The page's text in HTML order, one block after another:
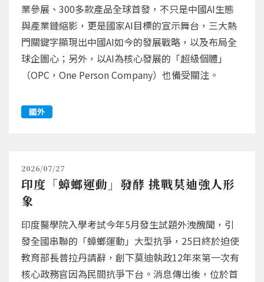
業參展、300多款產品全球首發，不只是中國AI生態
與產業鏈縮影，更是國家AI目標的宣示舞台，三大熱
門關鍵字顯現出中國AI如今的發展戰略，以及布局全
球企圖心；另外，以AI為核心發展的「超級個體」
（OPC，One Person Company）也備受關注。
國外
2026/07/27
印度「蟑螂運動」發酵 挑戰莫迪強人形
象
印度醫學院入學考試今年5月發生試題外洩醜聞，引
發全國串聯的「蟑螂運動」大型抗爭，25日終於迫使
教育部長普拉丹請辭，創下莫迪執政12年來第一次有
核心政務官因為民間抗爭下台。消息傳出後，位於首